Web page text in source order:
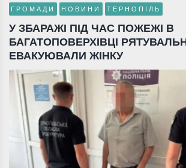
ГРОМАДИ НОВИНИ ТЕРНОПІЛЬ
У ЗБАРАЖІ ПІД ЧАС ПОЖЕЖІ В
БАГАТОПОВЕРХІВЦІ
ЕВАКУЮВАЛИ ЖІНКУ